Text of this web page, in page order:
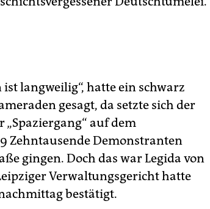
langweilig“, hatte ein schwarz
gesagt, da setzte sich der
„Spaziergang“ auf dem
Zehntausende Demonstranten
gingen. Doch das war Legida von
Verwaltungsgericht hatte
bestätigt.